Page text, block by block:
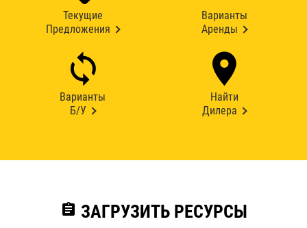
Текущие
Предложения
Варианты
Аренды
Варианты
Б/У
Найти
Дилера
assignment ЗАГРУЗИТЬ РЕСУРСЫ